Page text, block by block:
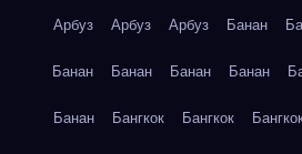
Арбуз Арбуз Арбуз Банан
Банан Банан Банан Банан
Банан Бангкок Бангкок